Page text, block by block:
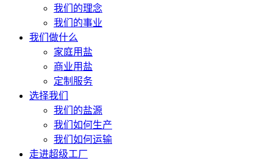
我们的理念
我们的事业
我们做什么
家庭用盐
商业用盐
定制服务
选择我们
我们的盐源
我们如何生产
我们如何运输
走进超级工厂